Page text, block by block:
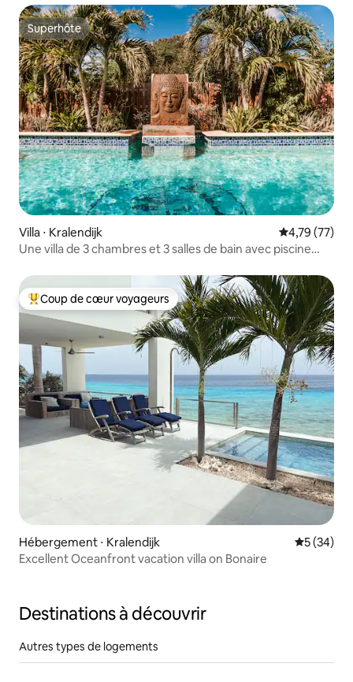
Superhôte
Superhôte
Villa ⋅ Kralendijk Évaluation
4,79 (77)
Une villa de 3 chambres et 3 salles de bain avec piscine
Coups de cœur voyageurs les plus appréciés
Coup de cœur voyageurs
Hébergement ⋅ Kralendijk
5 (34)
Excellent Oceanfront vacation villa on Bonaire
Destinations à découvrir
Autres types de logements